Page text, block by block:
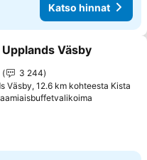
Katso hinnat
suosikkeihin
Väsby
3 244
Väsby, 12.6 km kohteesta Kista